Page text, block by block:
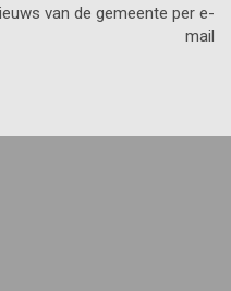
van de gemeente per e-
mail